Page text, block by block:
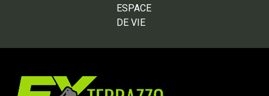
ESPACE
DE VIE